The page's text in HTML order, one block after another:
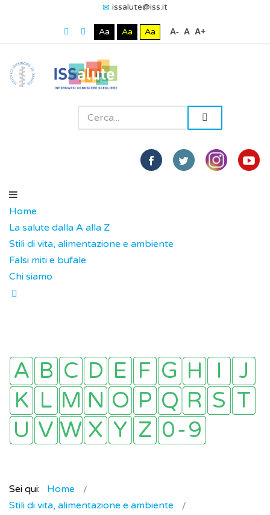
issalute@iss.it
Aa Aa Aa A- A A+
Home
La salute dalla A alla Z
Stili di vita, alimentazione e ambiente
Falsi miti e bufale
Chi siamo
Sei qui:
Home
Stili di vita, alimentazione e ambiente